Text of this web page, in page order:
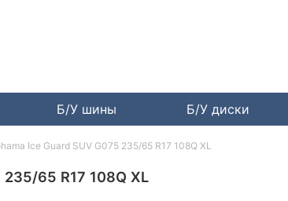
Б/У шины Б/У диски
235/65 R17 108Q XL
Ice Guard SUV G075 235/65 R17 108Q XL